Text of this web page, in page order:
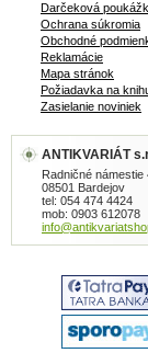
Darčeková
Ochrana súkromia
Obchodné
Reklamácie
Mapa stránok
Požiadavka na
Zasielanie noviniek
ANTIKVARIÁT
Radničné námestie
08501 Bardejov
tel: 054 474 4424
mob: 0903 612078